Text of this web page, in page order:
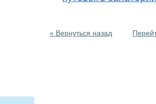
« Вернуться назад